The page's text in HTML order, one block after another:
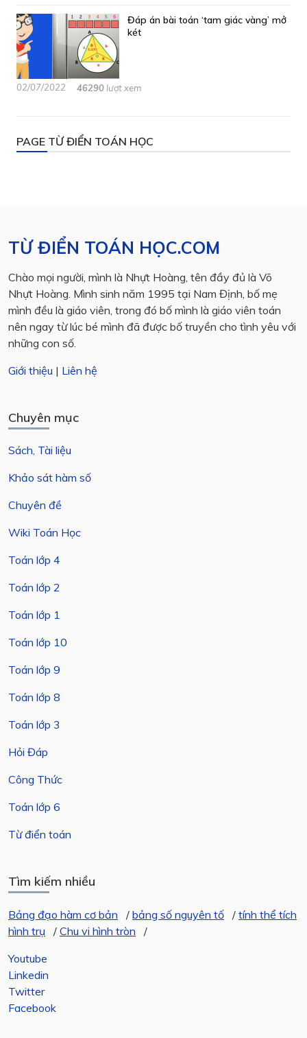
Đáp án bài toán ‘tam giác vàng’ mở
két
02/07/2022 46290 lượt xem
PAGE TỪ ĐIỂN TOÁN HỌC
TỪ ĐIỂN TOÁN HỌC.COM
Chào mọi người, mình là Nhựt Hoàng, tên đầy đủ là Võ
Nhựt Hoàng. Mình sinh năm 1995 tại Nam Định, bố mẹ
mình đều là giáo viên, trong đó bố mình là giáo viên toán
nên ngay từ lúc bé mình đã được bố truyền cho tình yêu với
những con số.
Giới thiệu | Liên hệ
Chuyên mục
Sách, Tài liệu
Khảo sát hàm số
Chuyên đề
Wiki Toán Học
Toán lớp 4
Toán lớp 2
Toán lớp 1
Toán lớp 10
Toán lớp 9
Toán lớp 8
Toán lớp 3
Hỏi Đáp
Công Thức
Toán lớp 6
Từ điển toán
Tìm kiếm nhiều
Bảng đạo hàm cơ bản / bảng số nguyên tố / tính thể tích
hình trụ
/ Chu vi hình tròn
/
Youtube
Linkedin
Twitter
Facebook